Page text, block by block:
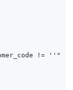
!= ''"